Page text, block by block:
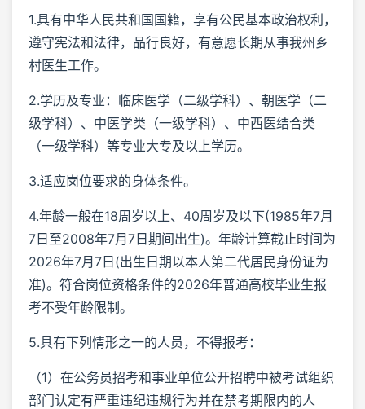
1.具有中华人民共和国国籍，享有公民基本政治权利，
遵守宪法和法律，品行良好，有意愿长期从事我州乡
村医生工作。
2.学历及专业：临床医学（二级学科）、朝医学（二
级学科）、中医学类（一级学科）、中西医结合类
（一级学科）等专业大专及以上学历。
3.适应岗位要求的身体条件。
4.年龄一般在18周岁以上、40周岁及以下(1985年7月
7日至2008年7月7日期间出生)。年龄计算截止时间为
2026年7月7日(出生日期以本人第二代居民身份证为
准)。符合岗位资格条件的2026年普通高校毕业生报
考不受年龄限制。
5.具有下列情形之一的人员，不得报考：
（1）在公务员招考和事业单位公开招聘中被考试组织
部门认定有严重违纪违规行为并在禁考期限内的人